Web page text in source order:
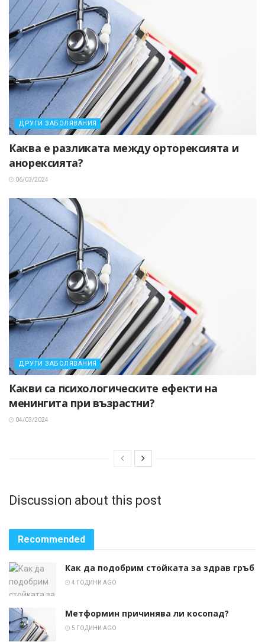
ДРУГИ ЗАБОЛЯВАНИЯ
Каква е разликата между орторексията и
анорексията?
06/03/2024
ДРУГИ ЗАБОЛЯВАНИЯ
Какви са психологическите ефекти на
менингита при възрастни?
04/03/2024
Discussion about this post
Recommended
Как да подобрим стойката за здрав гръб
4 ГОДИНИ AGO
Метформин причинява ли косопад?
5 ГОДИНИ AGO